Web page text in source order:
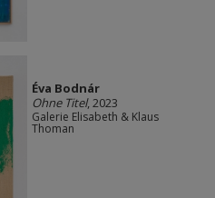
Éva Bodnár
Ohne Titel, 2023
Galerie Elisabeth & Klaus
Thoman